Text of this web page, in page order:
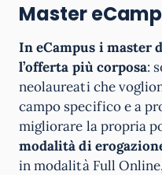
Master
In eCampus i master
l’offerta più corposa:
neolaureati che
campo specifico e a
migliorare la propria
modalità di
in modalità Full